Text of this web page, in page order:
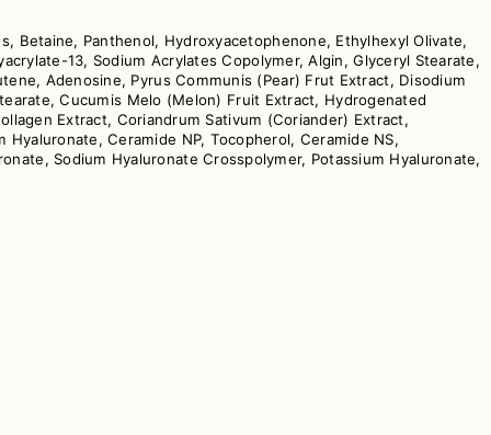
Betaine, Panthenol, Hydroxyacetophenone, Ethylhexyl Olivate,
13, Sodium Acrylates Copolymer, Algin, Glyceryl Stearate,
Adenosine, Pyrus Communis (Pear) Frut Extract, Disodium
Cucumis Melo (Melon) Fruit Extract, Hydrogenated
Extract, Coriandrum Sativum (Coriander) Extract,
Ceramide NP, Tocopherol, Ceramide NS,
Sodium Hyaluronate Crosspolymer, Potassium Hyaluronate,